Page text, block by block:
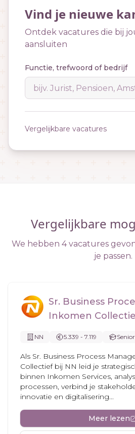
Vind je nieuwe
Ontdek vacatures die bij
aansluiten
Functie, trefwoord of bedrijf
Vergelijkbare vacatures
Vergelijkbare
We hebben 4 vacatures
je passen.
Sr. Business
Inkomen
NN 5.339 - 7.119 Senior
Als Sr. Business Process
Collectief bij NN leid je
binnen Inkomen Services,
processen, verbind je
innovatie en digitalisering...
Meer lezen